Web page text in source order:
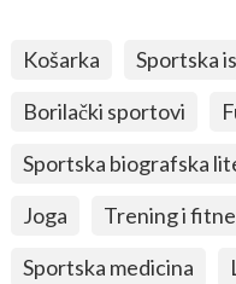
Košarka
Sportska
Borilački sportovi
Sportska biografska
Joga
Trening i
Sportska medicina